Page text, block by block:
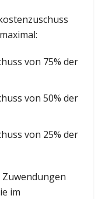
von 75% der
von 50% der
von 25% der
im